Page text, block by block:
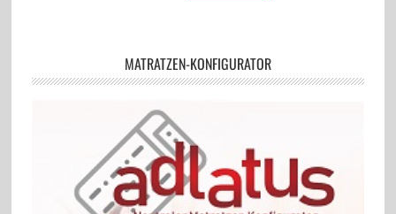
MATRATZEN-KONFIGURATOR